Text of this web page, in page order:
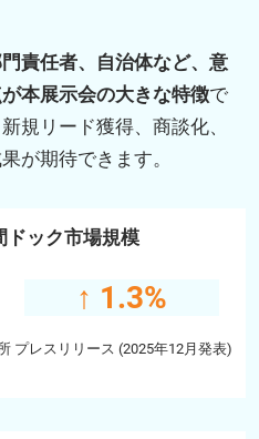
責任者、自治体など、意
本展示会の大きな特徴で
規リード獲得、商談化、
が期待できます。
ドック市場規模
↑ 1.3%
プレスリリース (2025年12月発表)